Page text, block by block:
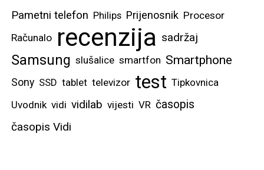
Pametni telefon Philips Prijenosnik Procesor
Računalo recenzija sadržaj
Samsung slušalice smartfon Smartphone
Sony SSD tablet televizor test Tipkovnica
Uvodnik vidi vidilab vijesti VR časopis
časopis Vidi